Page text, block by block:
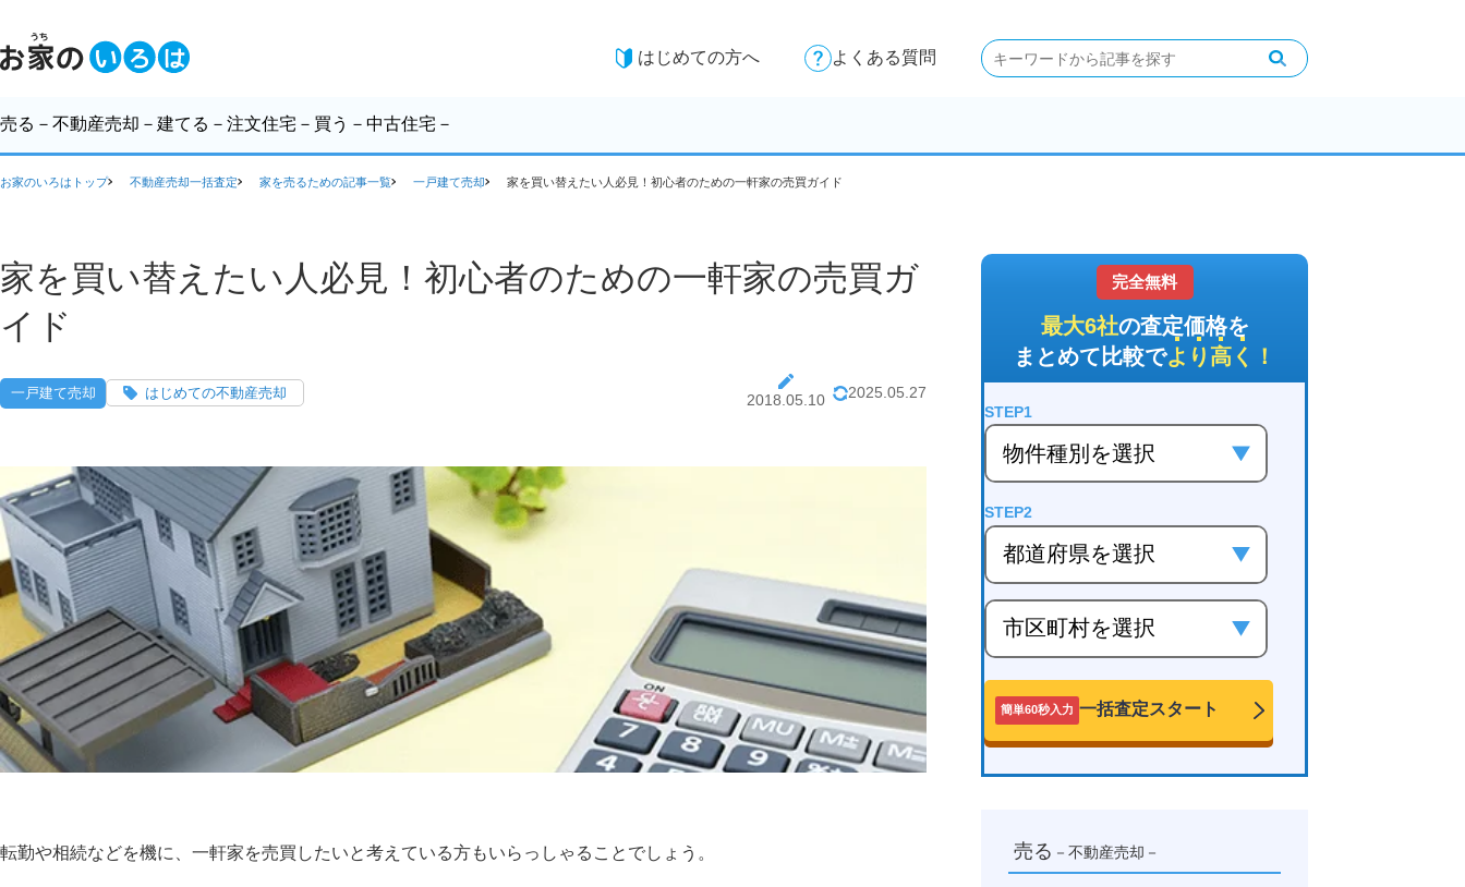
はじめての方へ よくある質問
売る －不動産売却－ 建てる －注文住宅－ 買う －中古住宅－
お家のいろはトップ 不動産売却一括査定 家を売るための記事一覧 一戸建て売却 家を買い替えたい人必見！初心者のための一軒家の売買ガイド
家を買い替えたい人必見！初心者のための一軒家の売買ガ
イド
一戸建て売却 はじめての不動産売却 2018.05.10 2025.05.27
転勤や相続などを機に、一軒家を売買したいと考えている方もいらっしゃることでしょう。
完全無料
最大6社の査定価格を
まとめて比較でより高く ！
簡単60秒入力 一括査定スタート
売る －不動産売却－